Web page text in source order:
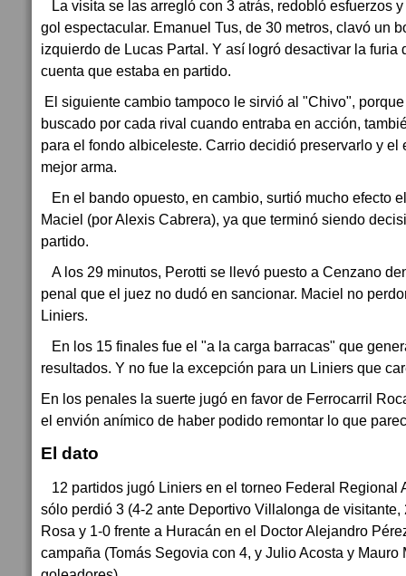
La visita se las arregló con 3 atrás, redobló esfuerzos
gol espectacular. Emanuel Tus, de 30 metros, clavó un
izquierdo de Lucas Partal. Y así logró desactivar la furia
cuenta que estaba en partido.
El siguiente cambio tampoco le sirvió al "Chivo",
buscado por cada rival cuando entraba en acción,
para el fondo albiceleste. Carrio decidió preservarlo y el
mejor arma.
En el bando opuesto, en cambio, surtió mucho efecto
Maciel (por Alexis Cabrera), ya que terminó siendo
partido.
A los 29 minutos, Perotti se llevó puesto a Cenzano
penal que el juez no dudó en sancionar. Maciel no
Liniers.
En los 15 finales fue el "a la carga barracas" que
resultados. Y no fue la excepción para un Liniers que
En los penales la suerte jugó en favor de Ferrocarril
el envión anímico de haber podido remontar lo que
El dato
12 partidos jugó Liniers en el torneo Federal Regional
sólo perdió 3 (4-2 ante Deportivo Villalonga de
Rosa y 1-0 frente a Huracán en el Doctor Alejandro
campaña (Tomás Segovia con 4, y Julio Acosta y Mauro